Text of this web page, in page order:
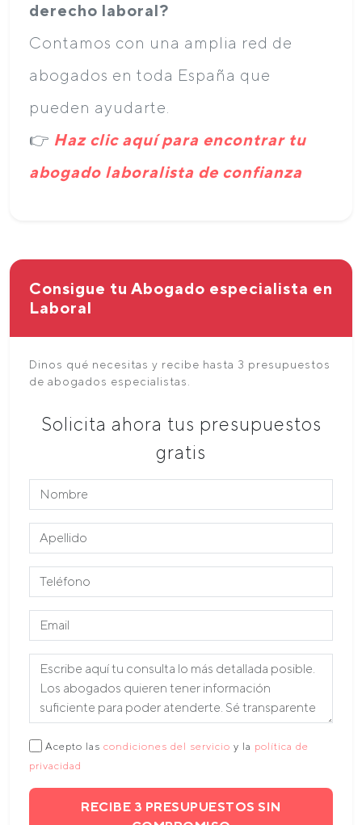
derecho laboral?
Contamos con una amplia red de
abogados en toda España que
pueden ayudarte.
👉 Haz clic aquí para encontrar tu
abogado laboralista de confianza
Consigue tu Abogado especialista en
Laboral
Dinos qué necesitas y recibe hasta 3 presupuestos
de abogados especialistas.
Solicita ahora tus presupuestos
gratis
Acepto las condiciones del servicio y la política de
privacidad
RECIBE 3 PRESUPUESTOS SIN